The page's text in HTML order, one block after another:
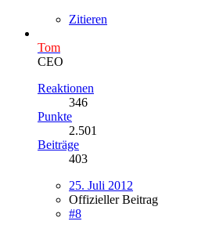
Zitieren
Tom
CEO
Reaktionen
346
Punkte
2.501
Beiträge
403
25. Juli 2012
Offizieller Beitrag
#8